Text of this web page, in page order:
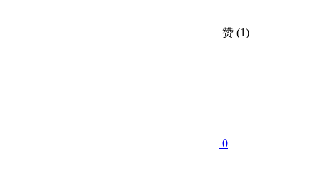
赞 (1)
0